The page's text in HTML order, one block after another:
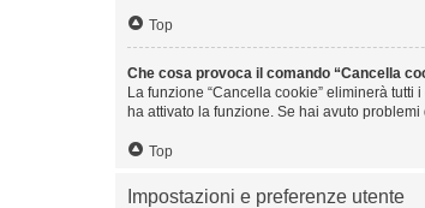
Top
Che cosa provoca il comando “Cancella
La funzione “Cancella cookie” eliminerà
ha attivato la funzione. Se hai avuto
Top
Impostazioni e preferenze utente